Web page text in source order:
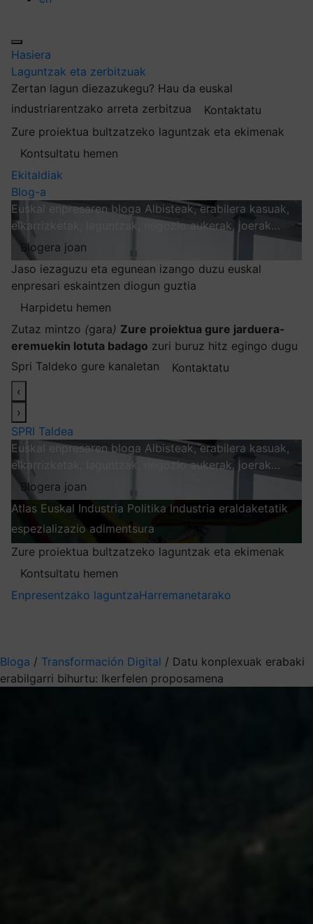
Hasiera
Laguntzak eta zerbitzuak
Zertan lagun diezazukegu? Hau da euskal
industriarentzako arreta zerbitzua
Kontaktatu
Zure proiektua bultzatzeko laguntzak eta ekimenak
Kontsultatu hemen
Ekitaldiak
Blog-a
Euskal enpresaren bloga Albisteak, erabilera kasuak,
elkarrizketak, laguntzak, negozio aukerak, joerak…
Blogera joan
Jaso iezaguzu eta egunean izango duzu euskal
enpresari eskaintzen diogun guztia
Harpidetu hemen
Zutaz mintzo (gara) Zure proiektua gure jarduera-
eremuekin lotuta badago zuri buruz hitz egingo dugu
Spri Taldeko gure kanaletan
Kontaktatu
‹
›
SPRI Taldea
Euskal enpresaren bloga Albisteak, erabilera kasuak,
elkarrizketak, laguntzak, negozio aukerak, joerak…
Blogera joan
Atlas Euskal Industria Politika Industria eraldaketatik
espezializazio adimentsura
Zure proiektua bultzatzeko laguntzak eta ekimenak
Kontsultatu hemen
Enpresentzako laguntzaHarremanetarako
Bloga / Transformación Digital / Datu konplexuak erabaki
erabilgarri bihurtu: Ikerfelen proposamena